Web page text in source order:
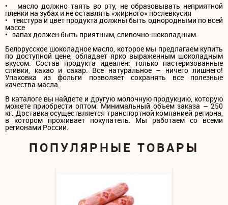
• масло должно таять во рту, не образовывать неприятной
пленки на зубах и не оставлять «жирного» послевкусия
• текстура и цвет продукта должны быть однородными по всей
массе
• запах должен быть приятным, сливочно-шоколадным.
Белорусское шоколадное масло, которое мы предлагаем купить
по доступной цене, обладает ярко выраженным шоколадным
вкусом. Состав продукта идеален: только пастеризованные
сливки, какао и сахар. Все натуральное – ничего лишнего!
Упаковка из фольги позволяет сохранять все полезные
качества масла.
В каталоге вы найдете и другую молочную продукцию, которую
можете приобрести оптом. Минимальный объем заказа – 250
кг. Доставка осуществляется транспортной компанией региона,
в котором проживает покупатель. Мы работаем со всеми
регионами России.
ПОПУЛЯРНЫЕ ТОВАРЫ